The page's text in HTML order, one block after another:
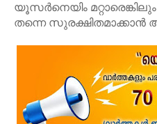
യൂസർനെയിം
തന്നെ സുരക്ഷിതമാക്കാൻ